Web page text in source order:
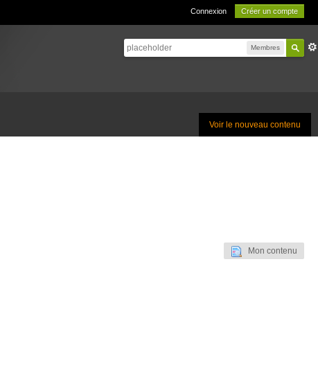
Connexion Créer un compte
Membres
Voir le nouveau contenu
Mon contenu